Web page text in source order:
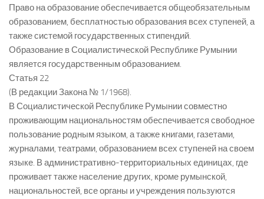
Право на образование обеспечивается общеобязательным
образованием, бесплатностью образования всех ступеней, а
также системой государственных стипендий.
Образование в Социалистической Республике Румынии
является государственным образованием.
Статья 22
(В редакции Закона № 1/1968).
В Социалистической Республике Румынии совместно
проживающим национальностям обеспечивается свободное
пользование родным языком, а также книгами, газетами,
журналами, театрами, образованием всех ступеней на своем
языке. В административно-территориальных единицах, где
проживает также население других, кроме румынской,
национальностей, все органы и учреждения пользуются